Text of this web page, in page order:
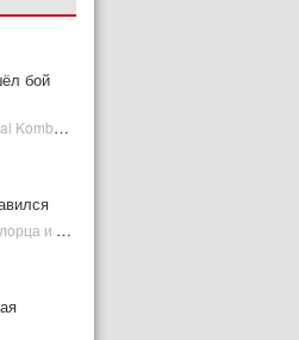
бой
8 лучших боев в фильмах по Mortal Kombat: от «Смертельной битвы» до «Мортал Комбат 2» | Plugged In Ru
Disney признали провал «Мандалорца и Грогу» и еще одной новинки | Plugged In Ru